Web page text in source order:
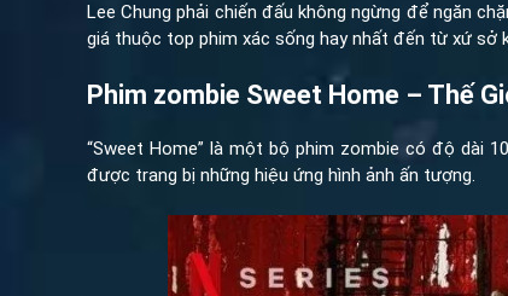
Lee Chung phải chiến đấu không ngừng để ngăn
giá thuộc top phim xác sống hay nhất đến từ xứ sở
Phim zombie Sweet Home – Thế
“Sweet Home” là một bộ phim zombie có độ dài
được trang bị những hiệu ứng hình ảnh ấn tượng.